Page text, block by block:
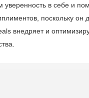
уверенность в себе и
поскольку он
внедряет и